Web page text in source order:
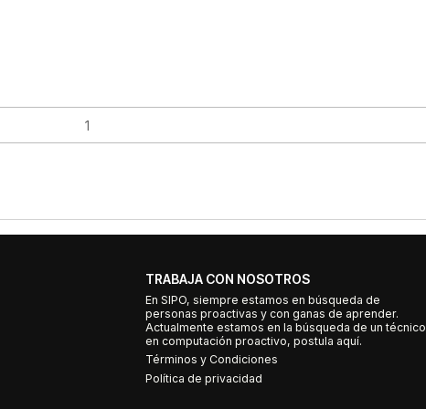
TRABAJA CON NOSOTROS
En SIPO, siempre estamos en búsqueda de
personas proactivas y con ganas de aprender.
Actualmente estamos en la búsqueda de un técnico
en computación proactivo, postula aquí.
Términos y Condiciones
Política de privacidad